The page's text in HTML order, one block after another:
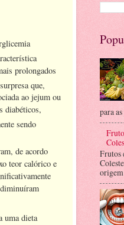
prolongados
que,
ao jejum ou
diabéticos,
sendo
de acordo
teor calórico e
uma dieta
para
Frutos